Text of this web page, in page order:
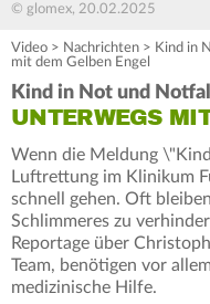
© glomex, 20.02.2025
Video > Nachrichten > Kind in
mit dem Gelben Engel
Kind in Not und
UNTERWEGS
Wenn die Meldung
Luftrettung im Klinikum
schnell gehen. Oft
Schlimmeres zu
Reportage über
Team, benötigen vor
medizinische Hilfe.